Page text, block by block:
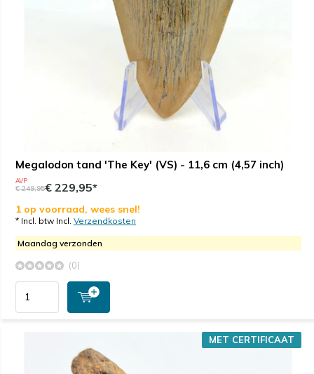
Megalodon tand 'The Key' (VS) - 11,6 cm (4,57 inch)
AVP
€ 249,95€ 229,95*
1 op voorraad, wees snel!
* Incl. btw Incl. Verzendkosten
Maandag verzonden
(0)
MET CERTIFICAAT